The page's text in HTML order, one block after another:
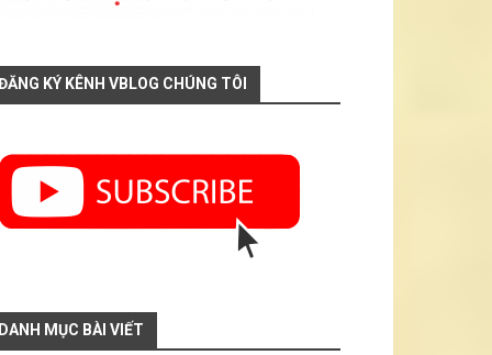
KÝ KÊNH VBLOG CHÚNG TÔI
MỤC BÀI VIẾT